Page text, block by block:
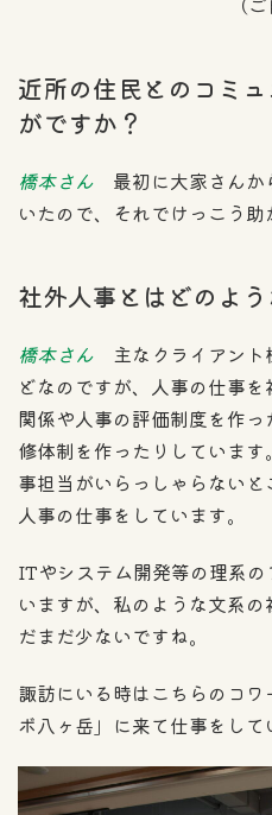
近所の住民とのコミ
がですか？
橋本さん 最初に大家さんか
いたので、それでけっこう助
社外人事とはどのよ
橋本さん 主なクライアント
どなのですが、人事の仕事
関係や人事の評価制度を作
修体制を作ったりしていま
事担当がいらっしゃらない
人事の仕事をしています。
ITやシステム開発等の理系
いますが、私のような文系
だまだ少ないですね。
諏訪にいる時はこちらのコ
ボ八ヶ岳」に来て仕事をして